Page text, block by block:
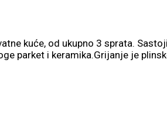
kuće, od ukupno 3 sprata.
parket i keramika.Grijanje je